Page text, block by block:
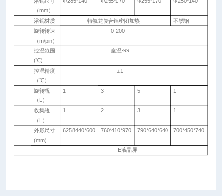
（mm）
浴锅材质 特氟龙复合铝密闭加热
不锈钢
旋转转速
（m/pin）
0-200
控温范围
(℃)
室温-99
控温精度
（℃）
±1
旋转瓶
（ L）
1 3 5 1
收集瓶
（ L ）
1 2 3 1
外形尺寸
(mm)
6258440*600 760*410*970 790*640*640 700*450*740
E液晶屏